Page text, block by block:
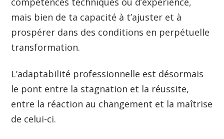
mais bien de ta capacité à t’ajuster et à
prospérer dans des conditions en perpétuelle
transformation.
L’adaptabilité professionnelle est désormais
le pont entre la stagnation et la réussite,
entre la réaction au changement et la maîtrise
de celui-ci.